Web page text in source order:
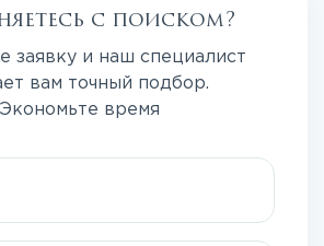
с поиском?
заявку и наш специалист
вам точный подбор.
Экономьте время